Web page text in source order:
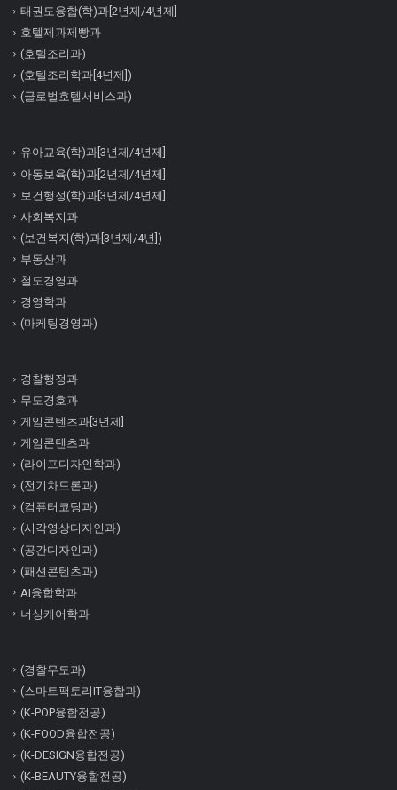
태권도융합(학)과[2년제/4년제]
호텔제과제빵과
(호텔조리과)
(호텔조리학과[4년제])
(글로벌호텔서비스과)
유아교육(학)과[3년제/4년제]
아동보육(학)과[2년제/4년제]
보건행정(학)과[3년제/4년제]
사회복지과
(보건복지(학)과[3년제/4년])
부동산과
철도경영과
경영학과
(마케팅경영과)
경찰행정과
무도경호과
게임콘텐츠과[3년제]
게임콘텐츠과
(라이프디자인학과)
(전기차드론과)
(컴퓨터코딩과)
(시각영상디자인과)
(공간디자인과)
(패션콘텐츠과)
AI융합학과
너싱케어학과
(경찰무도과)
(스마트팩토리IT융합과)
(K-POP융합전공)
(K-FOOD융합전공)
(K-DESIGN융합전공)
(K-BEAUTY융합전공)